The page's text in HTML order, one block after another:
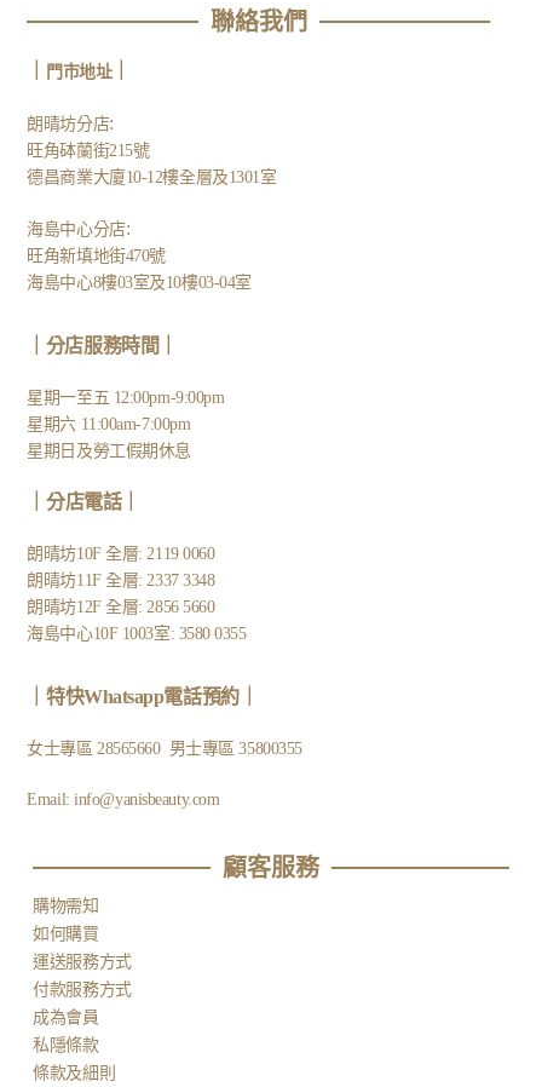
聯絡我們
門市地址｜
朗晴坊分店:
旺角砵蘭街215號
德昌商業大廈10-12樓全層及1301室
海島中心分店:
旺角新填地街470號
海島中心8樓03室及10樓03-04室
｜分店服務時間｜
星期一至五 12:00pm-9:00pm
星期六 11:00am-7:00pm
星期日及勞工假期休息
分店電話｜
朗晴坊10F 全層: 2119 0060
朗晴坊11F 全層: 2337 3348
朗晴坊12F 全層: 2856 5660
海島中心10F 1003室: 3580 0355
特快Whatsapp電話預約｜
女士專區28565660 男士專區35800355
Email:info@yanisbeauty.com
顧客服務​
購物需知
如何購買
運送服務方式
付款服務方式
成為會員
私隱條款
條款及細則